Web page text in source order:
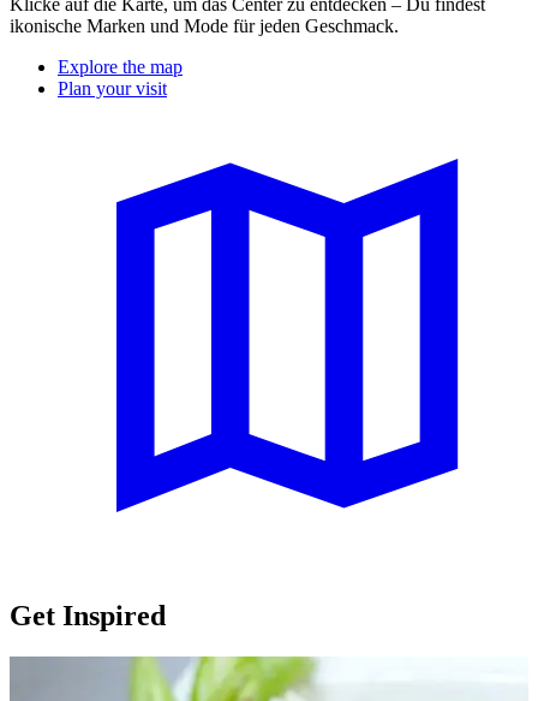
ikonische Marken und Mode für jeden Geschmack.
Explore the map
Plan your visit
Get Inspired